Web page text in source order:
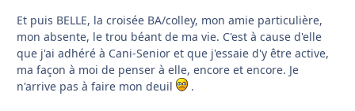
Et puis BELLE, la croisée BA/colley, mon amie particulière,
mon absente, le trou béant de ma vie. C'est à cause d'elle
que j'ai adhéré à Cani-Senior et que j'essaie d'y être active,
ma façon à moi de penser à elle, encore et encore. Je
n'arrive pas à faire mon deuil
.